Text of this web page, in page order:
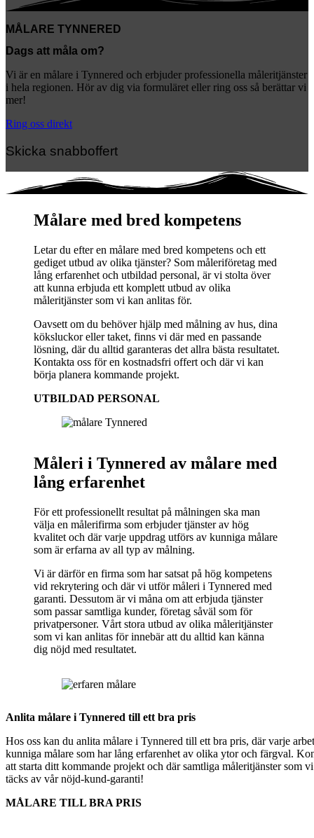
MÅLARE TYNNERED
Dags att måla om?
Vi är en målare i Tynnered och erbjuder professionella måleritjänster
i hela regionen. Hör av dig via formuläret eller ring oss så berättar vi
mer!
Ring oss direkt
Skicka snabboffert
Målare med bred kompetens
Letar du efter en målare med bred kompetens och ett
gediget utbud av olika tjänster? Som måleriföretag med
lång erfarenhet och utbildad personal, är vi stolta över
att kunna erbjuda ett komplett utbud av olika
måleritjänster som vi kan anlitas för.
Oavsett om du behöver hjälp med målning av hus, dina
köksluckor eller taket, finns vi där med en passande
lösning, där du alltid garanteras det allra bästa resultatet.
Kontakta oss för en kostnadsfri offert och där vi kan
börja planera kommande projekt.
UTBILDAD PERSONAL
Måleri i Tynnered av målare med
lång erfarenhet
För ett professionellt resultat på målningen ska man
välja en målerifirma som erbjuder tjänster av hög
kvalitet och där varje uppdrag utförs av kunniga målare
som är erfarna av all typ av målning.
Vi är därför en firma som har satsat på hög kompetens
vid rekrytering och där vi utför måleri i Tynnered med
garanti. Dessutom är vi måna om att erbjuda tjänster
som passar samtliga kunder, företag såväl som för
privatpersoner. Vårt stora utbud av olika måleritjänster
som vi kan anlitas för innebär att du alltid kan känna
dig nöjd med resultatet.
Anlita målare i Tynnered till ett bra pris
Hos oss kan du anlita målare i Tynnered till ett bra pris, där varje
kunniga målare som har lång erfarenhet av olika ytor och färgval.
att starta ditt kommande projekt och där samtliga måleritjänster som
täcks av vår nöjd-kund-garanti!
MÅLARE TILL BRA PRIS